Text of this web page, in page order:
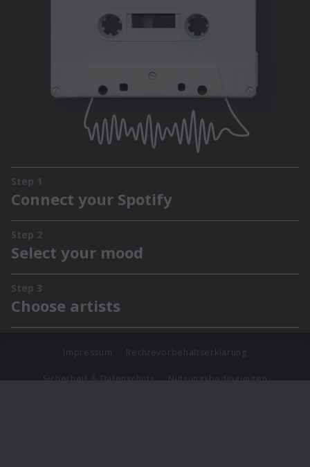
Impressum Rechtevorbehaltserklärung
Sicherheit & Datenschutz Nutzungsbedingungen